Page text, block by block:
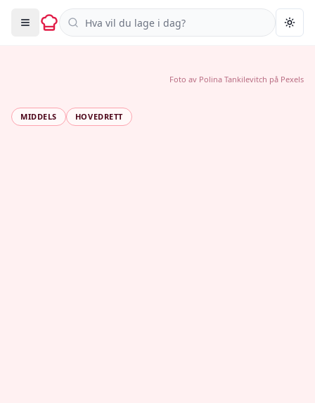
Søk i oppskrifter
MIDDELS HOVEDRETT
Foto av Polina Tankilevitch på Pexels